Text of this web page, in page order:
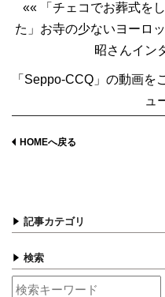
«« 「チェコでお葬式を
た」お寺の少ないヨーロ
昭さんイン
「Seppo-CCQ」の動画
ュ
HOMEへ戻る
記事カテゴリ
検索